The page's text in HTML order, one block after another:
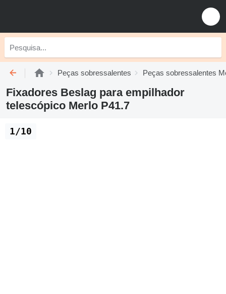
Peças sobressalentes Peças sobressalentes
Fixadores Beslag para empilhador
telescópico Merlo P41.7
1/10